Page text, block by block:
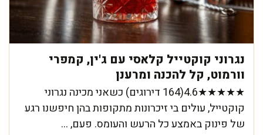
נגרוני קוקטייל קלאסי עם ג'ין, קמפרי
וורמוט, קל להכנה ומרענן
★★★★★4.6(164 דירוגים) כשאני מכינה נגרוני
קוקטייל, עולים בי זיכרונות מתקופות בהן חיפשנו רגע
של פינוק באמצע כל הרעש והעומס. פעם, ...